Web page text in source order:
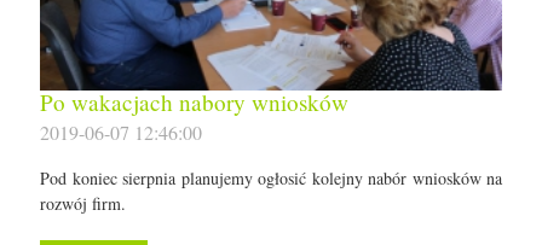
Po wakacjach nabory wniosków
2019-06-07 12:46:00
Pod koniec sierpnia planujemy ogłosić kolejny nabór wniosków na
rozwój firm.